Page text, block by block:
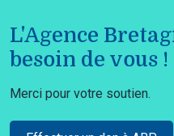
L'Agence
besoin de vous !
Merci pour votre soutien.